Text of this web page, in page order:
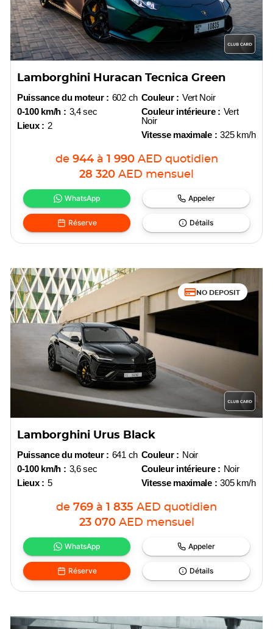
Lamborghini Huracan Tecnica Green
Puissance du moteur : 602 ch
0-100 km/h : 3,4 sec
Lieux : 2
Couleur : Vert Noir
Couleur intérieure : Vert
Noir
Vitesse maximale : 325 km/h
de 944 à 1 990 AED quotidien
28 320 AED mensuel
WhatsApp Appeler
Réserve Détails
NO DEPOSIT
Lamborghini Urus Black
Puissance du moteur : 641 ch
0-100 km/h : 3,6 sec
Lieux : 5
Couleur : Noir
Couleur intérieure : Noir
Vitesse maximale : 305 km/h
de 769 à 1 835 AED quotidien
23 070 AED mensuel
WhatsApp Appeler
Réserve Détails